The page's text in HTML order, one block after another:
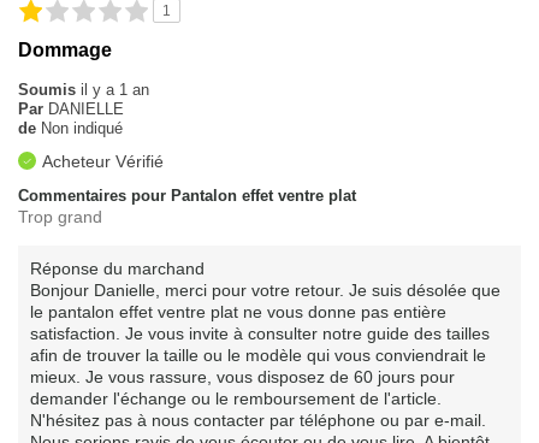
Évaluation sur la taille
1
Dommage
Soumis il y a 1 an
Par DANIELLE
de Non indiqué
Acheteur Vérifié
Commentaires pour Pantalon effet ventre plat
Trop grand
Réponse du marchand
Bonjour Danielle, merci pour votre retour. Je suis désolée que
le pantalon effet ventre plat ne vous donne pas entière
satisfaction. Je vous invite à consulter notre guide des tailles
afin de trouver la taille ou le modèle qui vous conviendrait le
mieux. Je vous rassure, vous disposez de 60 jours pour
demander l'échange ou le remboursement de l'article.
N'hésitez pas à nous contacter par téléphone ou par e-mail.